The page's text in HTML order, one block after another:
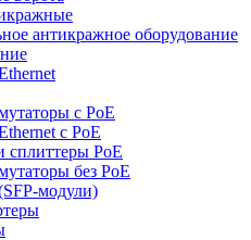
антикражное оборудование
с РоЕ
с PoE
сплиттеры РоЕ
без РоЕ
модули)